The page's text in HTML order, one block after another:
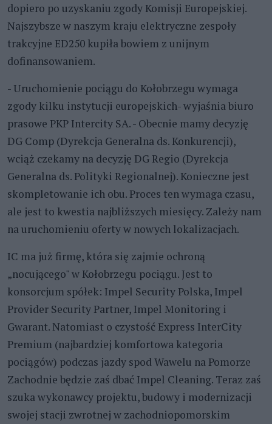
dopiero po uzyskaniu zgody Komisji Europejskiej.
Najszybsze w naszym kraju elektryczne zespoły
trakcyjne ED250 kupiła bowiem z unijnym
dofinansowaniem.
- Uruchomienie pociągu do Kołobrzegu wymaga
zgody kilku instytucji europejskich- wyjaśnia biuro
prasowe PKP Intercity SA. - Obecnie mamy decyzję
DG Comp (Dyrekcja Generalna ds. Konkurencji),
wciąż czekamy na decyzję DG Regio (Dyrekcja
Generalna ds. Polityki Regionalnej). Konieczne jest
skompletowanie ich obu. Proces ten wymaga czasu,
ale jest to kwestia najbliższych miesięcy. Zależy nam
na uruchomieniu oferty w nowych lokalizacjach.
IC ma już firmę, która się zajmie ochroną
„nocującego" w Kołobrzegu pociągu. Jest to
konsorcjum spółek: Impel Security Polska, Impel
Provider Security Partner, Impel Monitoring i
Gwarant. Natomiast o czystość Express InterCity
Premium (najbardziej komfortowa kategoria
pociągów) podczas jazdy spod Wawelu na Pomorze
Zachodnie będzie zaś dbać Impel Cleaning. Teraz zaś
szuka wykonawcy projektu, budowy i modernizacji
swojej stacji zwrotnej w zachodniopomorskim